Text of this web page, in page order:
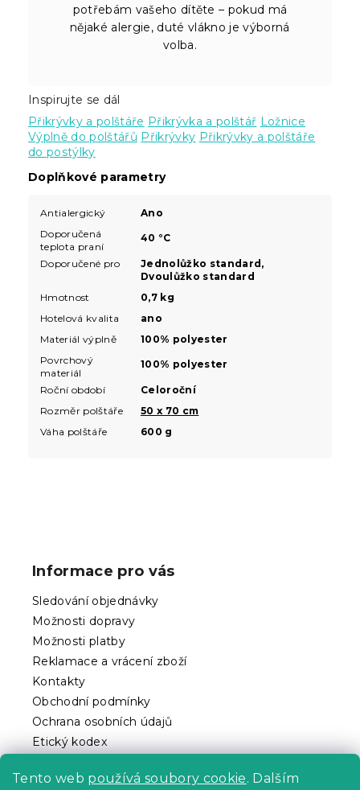
Tento web používá soubory cookie. Dalším
potřebám vašeho dítěte – pokud má
nějaké alergie, duté vlákno je výborná
volba.
Inspirujte se dál
Přikrývky a polštáře Přikrývka a polštář Ložnice
Výplně do polštářů Přikrývky Přikrývky a polštáře
do postýlky
Doplňkové parametry
Antialergický
Ano
Doporučená
teplota praní
40 °C
Doporučené pro
Jednolůžko standard,
Dvoulůžko standard
Hmotnost
0,7 kg
Hotelová kvalita
ano
Materiál výplně
100% polyester
Povrchový
materiál
100% polyester
Roční období
Celoroční
Rozměr polštáře
50 x 70 cm
Váha polštáře
600 g
Informace pro vás
Sledování objednávky
Možnosti dopravy
Možnosti platby
Reklamace a vrácení zboží
Kontakty
Obchodní podmínky
Ochrana osobních údajů
Etický kodex